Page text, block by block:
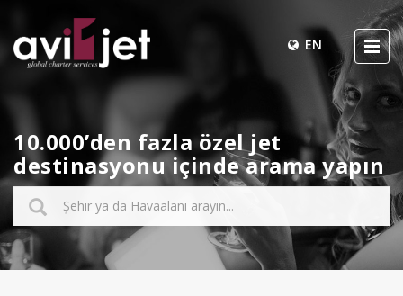
EN
10.000’den fazla özel jet
destinasyonu içinde arama yapın